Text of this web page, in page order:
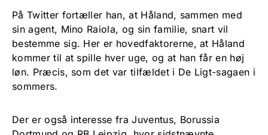
På Twitter fortæller han, at Håland, sammen med
sin agent, Mino Raiola, og sin familie, snart vil
bestemme sig. Her er hovedfaktorerne, at Håland
kommer til at spille hver uge, og at han får en høj
løn. Præcis, som det var tilfældet i De Ligt-sagaen i
sommers.
Der er også interesse fra Juventus, Borussia